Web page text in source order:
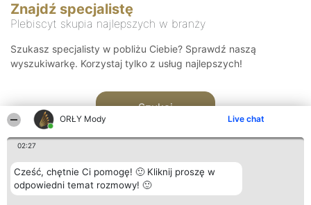
ORŁY Mody Live chat
02:27
Cześć, chętnie Ci pomogę! 🙂 Kliknij proszę w
odpowiedni temat rozmowy! 🙂
Znajdź specjalistę
Plebiscyt skupia najlepszych w branży
Szukasz specjalisty w pobliżu Ciebie? Sprawdź naszą
wyszukiwarkę. Korzystaj tylko z usług najlepszych!
Szukaj